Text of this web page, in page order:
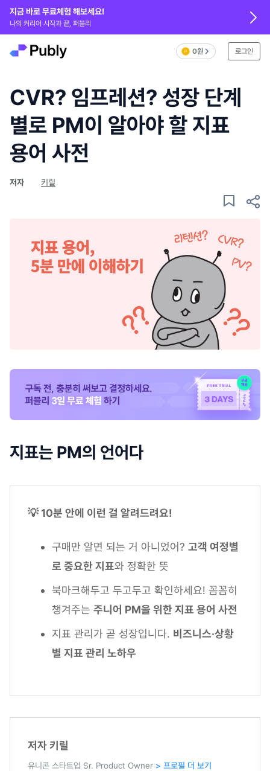
지금 바로 무료체험 해보세요!
나의 커리어 시작과 끝, 퍼블리
0원 로그인
CVR? 임프레션? 성장 단계
별로 PM이 알아야 할 지표
용어 사전
저자 키릴
지표는 PM의 언어다
💡 10분 안에 이런 걸 알려드려요!
구매만 알면 되는 거 아니었어? 고객 여정별
로 중요한 지표와 정확한 뜻
북마크해두고 두고두고 확인하세요! 꼼꼼히
챙겨주는 주니어 PM을 위한 지표 용어 사전
지표 관리가 곧 성장입니다. 비즈니스·상황
별 지표 관리 노하우
저자 키릴
유니콘 스타트업 Sr. Product Owner > 프로필 더 보기